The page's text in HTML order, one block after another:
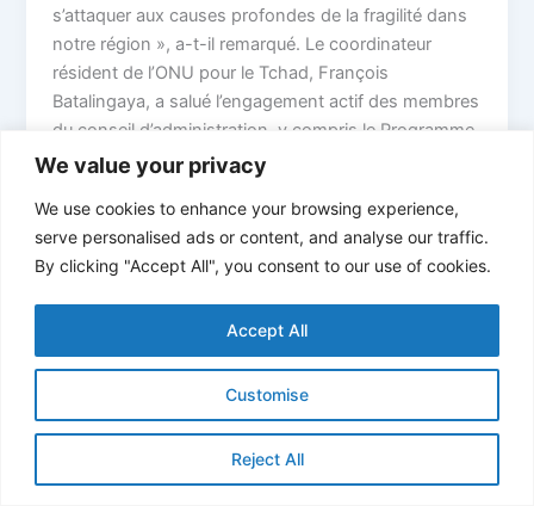
We value your privacy
We use cookies to enhance your browsing experience,
serve personalised ads or content, and analyse our traffic.
By clicking "Accept All", you consent to our use of cookies.
Customise
Reject All
Accept All
s’attaquer aux causes profondes de la fragilité dans
notre région », a-t-il remarqué. Le coordinateur
résident de l’ONU pour le Tchad, François
Batalingaya, a salué l’engagement actif des membres
du conseil d’administration, y compris le Programme
des Nations Unies pour le développement (PNUD) et
donateur et partenaire stratégique de la NFF. « La
NFF est un mécanisme qui reflète notre engagement
commun envers des solutions inclusives, orientées
localement et sensibles aux conflits », a-t-il déclaré.
Son Excellence l’ambassadeur Gregor Schotten,
ambassadeur d’Allemagne au Tchad, a souligné le
rôle central de l’Allemagne dans la création et le
soutien au NFF. « J’apprécie les discussions
soutenons pleinement la mise en œuvre du NFF, qui